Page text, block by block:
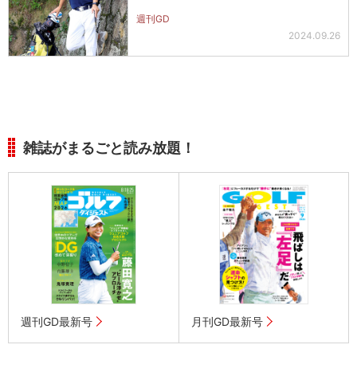
週刊GD
2024.09.26
雑誌がまるごと読み放題！
週刊GD最新号 月刊GD最新号